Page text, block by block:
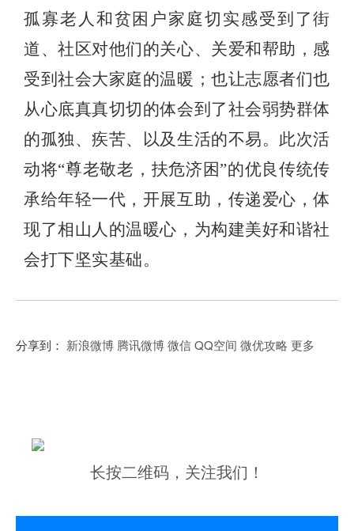
孤寡老人和贫困户家庭切实感受到了街
道、社区对他们的关心、关爱和帮助，感
受到社会大家庭的温暖；也让志愿者们也
从心底真真切切的体会到了社会弱势群体
的孤独、疾苦、以及生活的不易。此次活
动将“尊老敬老，扶危济困”的优良传统传
承给年轻一代，开展互助，传递爱心，体
现了相山人的温暖心，为构建美好和谐社
会打下坚实基础。
分享到： 新浪微博 腾讯微博微信QQ空间 微优攻略 更多
长按二维码，关注我们！